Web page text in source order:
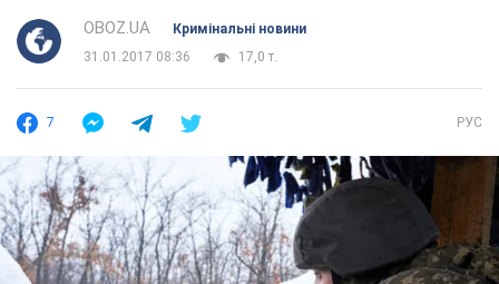
OBOZ.UA
Кримінальні новини
31.01.2017 08:36
17,0 т.
7 РУС